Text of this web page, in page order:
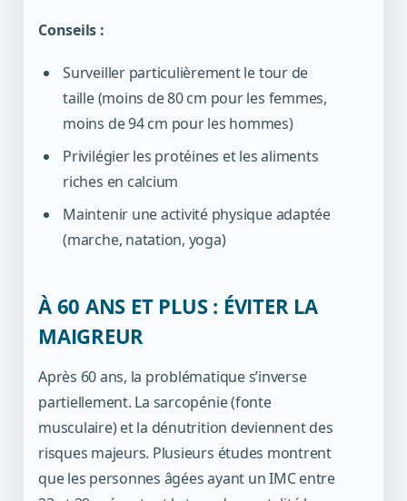
Conseils :
Surveiller particulièrement le tour de
taille (moins de 80 cm pour les femmes,
moins de 94 cm pour les hommes)
Privilégier les protéines et les aliments
riches en calcium
Maintenir une activité physique adaptée
(marche, natation, yoga)
À 60 ANS ET PLUS : ÉVITER LA
MAIGREUR
Après 60 ans, la problématique s’inverse
partiellement. La sarcopénie (fonte
musculaire) et la dénutrition deviennent des
risques majeurs. Plusieurs études montrent
que les personnes âgées ayant un IMC entre